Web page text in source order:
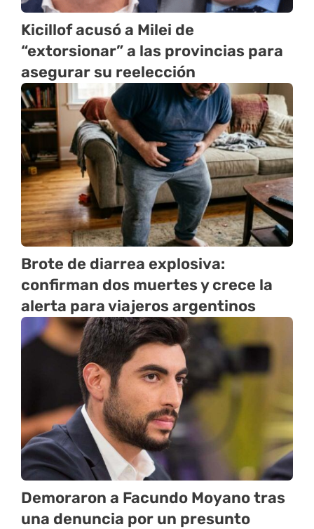
Kicillof acusó a Milei de
“extorsionar” a las provincias para
asegurar su reelección
Brote de diarrea explosiva:
confirman dos muertes y crece la
alerta para viajeros argentinos
Demoraron a Facundo Moyano tras
una denuncia por un presunto